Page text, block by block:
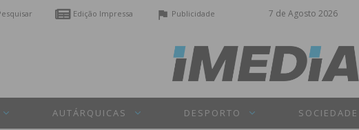
7 de Agosto 2026
Edição Impressa Publicidade
AUTÁRQUICAS DESPORTO SOCIEDADE